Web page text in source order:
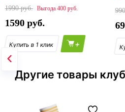
1990
400
1590
+
Другие товары